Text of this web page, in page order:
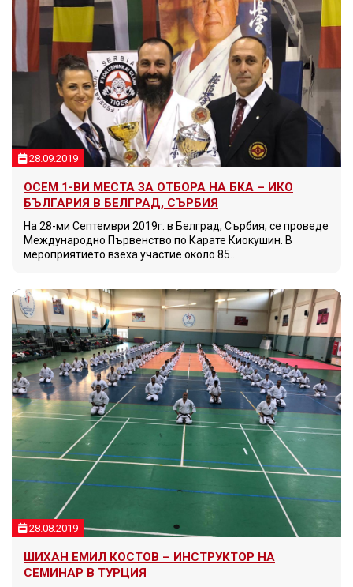
28.09.2019
ОСЕМ 1-ВИ МЕСТА ЗА ОТБОРА НА БКА – ИКО
БЪЛГАРИЯ В БЕЛГРАД, СЪРБИЯ
На 28-ми Септември 2019г. в Белград, Сърбия, се проведе
Международно Първенство по Карате Киокушин. В
мероприятието взеха участие около 85…
28.08.2019
ШИХАН ЕМИЛ КОСТОВ – ИНСТРУКТОР НА
СЕМИНАР В ТУРЦИЯ